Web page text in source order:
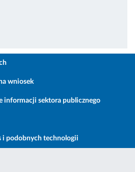
wniosek
informacji sektora publicznego
i podobnych technologii